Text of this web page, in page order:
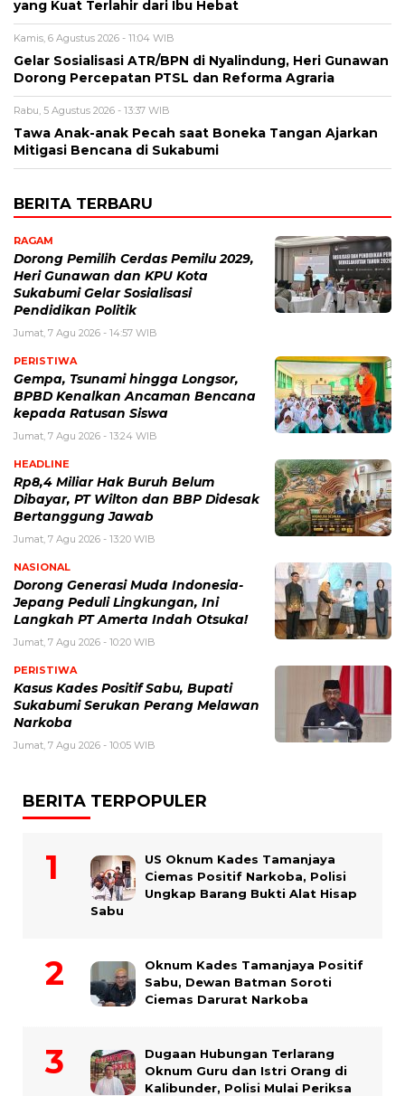
yang Kuat Terlahir dari Ibu Hebat
Kamis, 6 Agustus 2026 - 11:04 WIB
Gelar Sosialisasi ATR/BPN di Nyalindung, Heri Gunawan
Dorong Percepatan PTSL dan Reforma Agraria
Rabu, 5 Agustus 2026 - 13:37 WIB
Tawa Anak-anak Pecah saat Boneka Tangan Ajarkan
Mitigasi Bencana di Sukabumi
BERITA TERBARU
RAGAM
Dorong Pemilih Cerdas Pemilu 2029,
Heri Gunawan dan KPU Kota
Sukabumi Gelar Sosialisasi
Pendidikan Politik
Jumat, 7 Agu 2026 - 14:57 WIB
PERISTIWA
Gempa, Tsunami hingga Longsor,
BPBD Kenalkan Ancaman Bencana
kepada Ratusan Siswa
Jumat, 7 Agu 2026 - 13:24 WIB
HEADLINE
Rp8,4 Miliar Hak Buruh Belum
Dibayar, PT Wilton dan BBP Didesak
Bertanggung Jawab
Jumat, 7 Agu 2026 - 13:20 WIB
NASIONAL
Dorong Generasi Muda Indonesia-
Jepang Peduli Lingkungan, Ini
Langkah PT Amerta Indah Otsuka!
Jumat, 7 Agu 2026 - 10:20 WIB
PERISTIWA
Kasus Kades Positif Sabu, Bupati
Sukabumi Serukan Perang Melawan
Narkoba
Jumat, 7 Agu 2026 - 10:05 WIB
BERITA TERPOPULER
US Oknum Kades Tamanjaya
Ciemas Positif Narkoba, Polisi
Ungkap Barang Bukti Alat Hisap
Sabu
Oknum Kades Tamanjaya Positif
Sabu, Dewan Batman Soroti
Ciemas Darurat Narkoba
Dugaan Hubungan Terlarang
Oknum Guru dan Istri Orang di
Kalibunder, Polisi Mulai Periksa